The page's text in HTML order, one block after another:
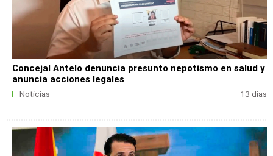
Concejal Antelo denuncia presunto nepotismo en salud y
anuncia acciones legales
Noticias 13 días